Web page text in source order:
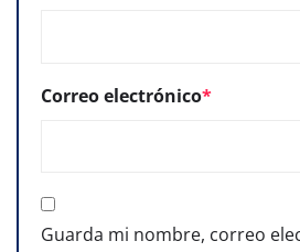
Correo electrónico*
Guarda mi nombre, correo